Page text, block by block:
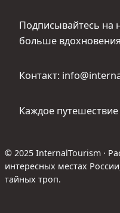
Подписывайтесь на
больше
Контакт:
Каждое
© 2025 InternalTourism ·
интересных местах
тайных троп.